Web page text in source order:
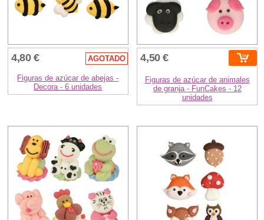
4,80 € AGOTADO
Figuras de azúcar de abejas -
Decora - 6 unidades
4,50 €
Figuras de azúcar de animales
de granja - FunCakes - 12
unidades